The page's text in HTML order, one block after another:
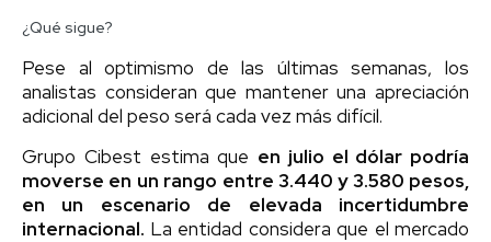
¿Qué sigue?
Pese al optimismo de las últimas semanas, los
analistas consideran que mantener una apreciación
adicional del peso será cada vez más difícil.
Grupo Cibest estima que en julio el dólar podría
moverse en un rango entre 3.440 y 3.580 pesos,
en un escenario de elevada incertidumbre
internacional. La entidad considera que el mercado